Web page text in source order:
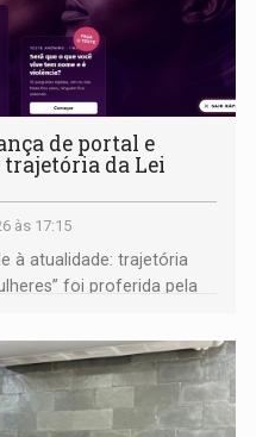
de portal e
da Lei
às 17:15
à atualidade: trajetória
foi proferida pela